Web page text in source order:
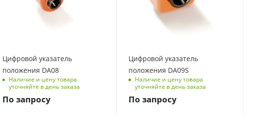
Цифровой указатель
положения DA08
Наличие и цену товара
уточняйте в день заказа
По запросу
Цифровой указатель
положения DA09S
Наличие и цену товара
уточняйте в день заказа
По запросу